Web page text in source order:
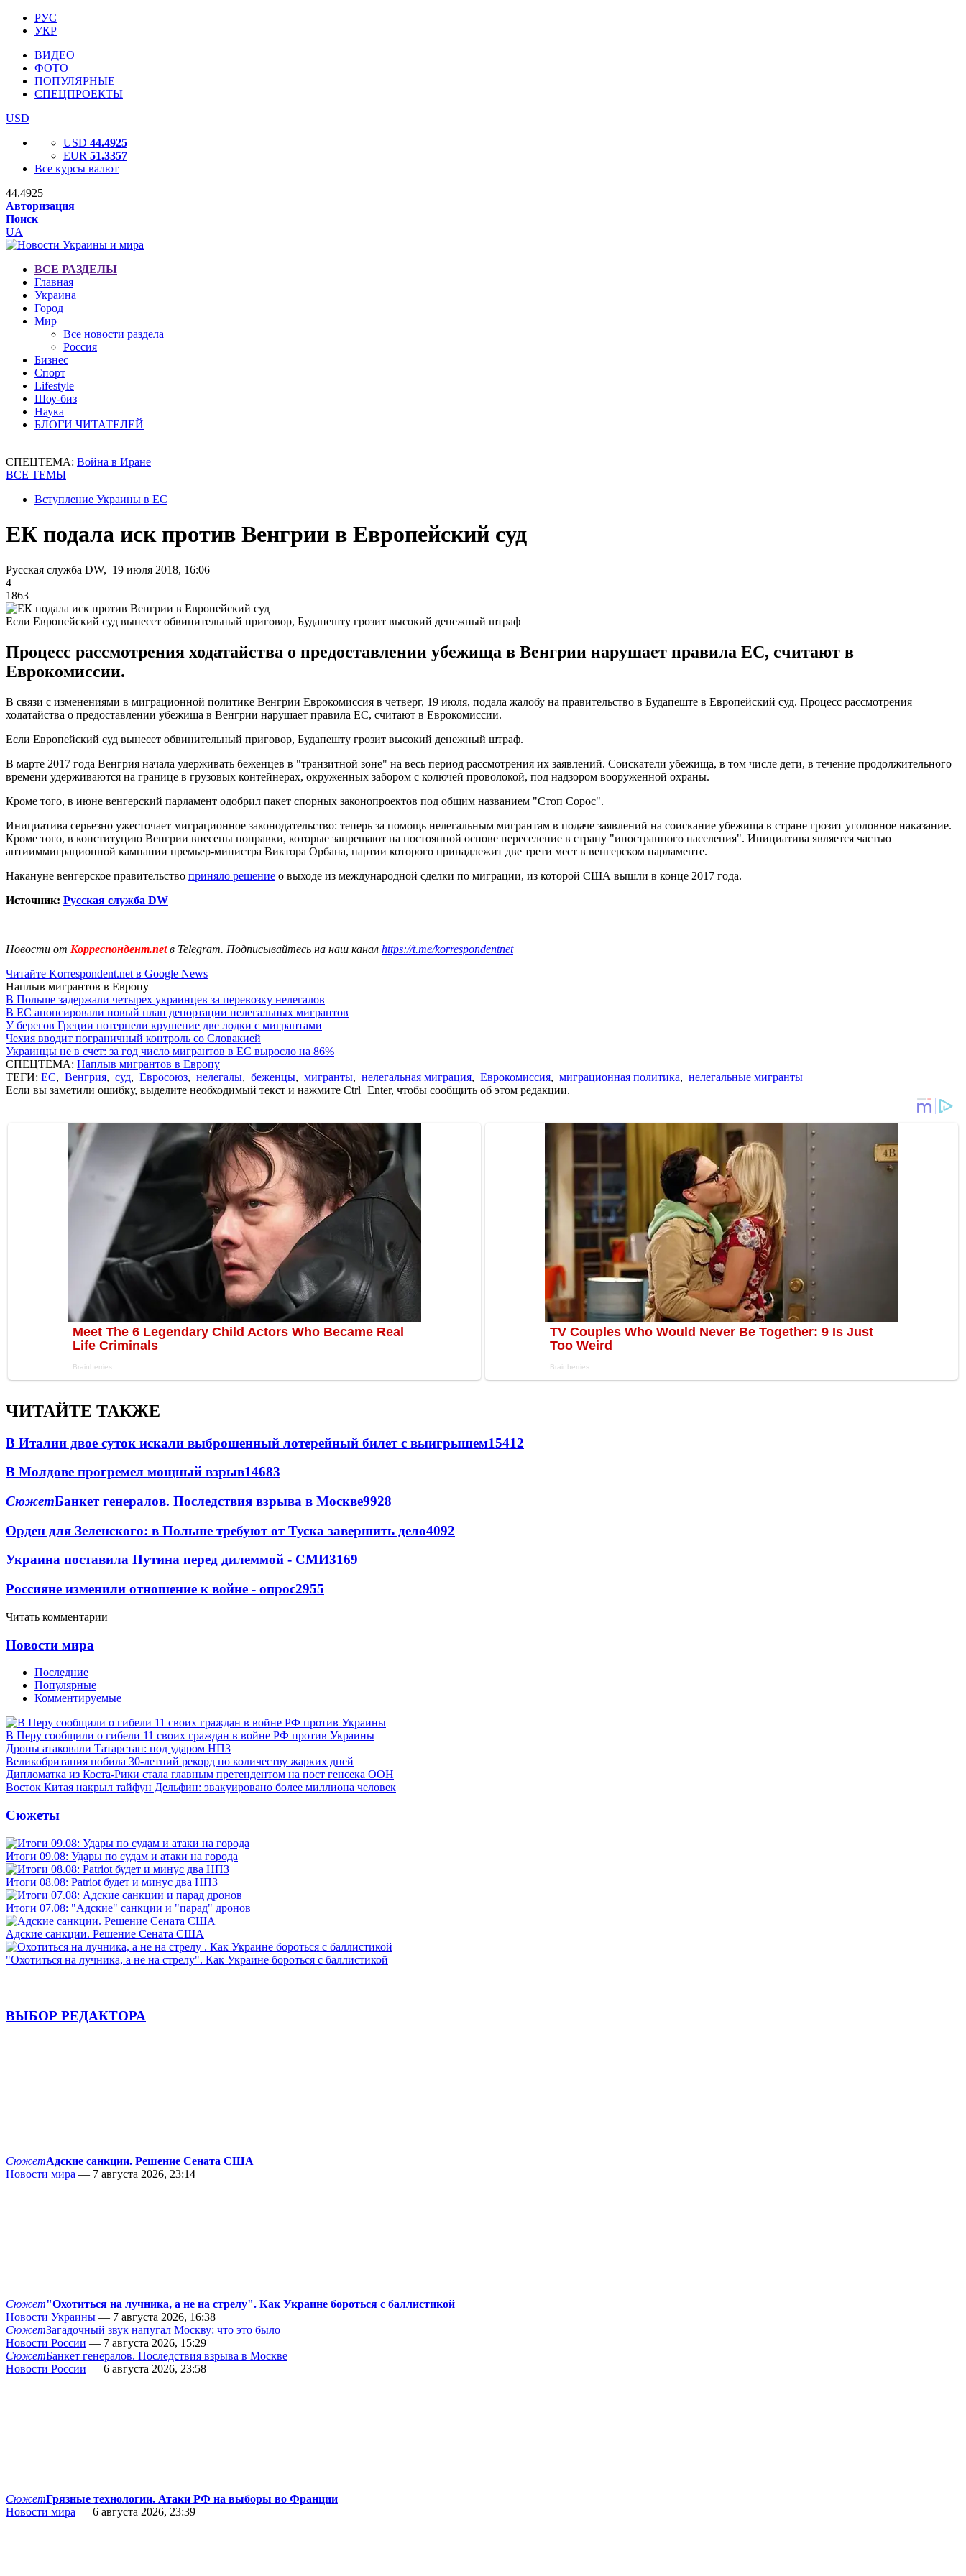
РУС
УКР
ВИДЕО
ФОТО
ПОПУЛЯРНЫЕ
СПЕЦПРОЕКТЫ
USD
USD 44.4925
EUR 51.3357
Все курсы валют
44.4925
Авторизация
Поиск
UA
ВСЕ РАЗДЕЛЫ
Главная
Украина
Город
Мир
Все новости раздела
Россия
Бизнес
Спорт
Lifestyle
Шоу-биз
Наука
БЛОГИ ЧИТАТЕЛЕЙ
СПЕЦТЕМА: Война в Иране
ВСЕ ТЕМЫ
Вступление Украины в ЕС
ЕК подала иск против Венгрии в Европейский суд
Русская служба DW, 19 июля 2018, 16:06
4
1863
Если Европейский суд вынесет обвинительный приговор, Будапешту грозит высокий денежный штраф
Процесс рассмотрения ходатайства о предоставлении убежища в Венгрии нарушает правила ЕС, считают в
Еврокомиссии.
В связи с изменениями в миграционной политике Венгрии Еврокомиссия в четверг, 19 июля, подала жалобу на правительство в Будапеште в Европейский суд. Процесс рассмотрения
ходатайства о предоставлении убежища в Венгрии нарушает правила ЕС, считают в Еврокомиссии.
Если Европейский суд вынесет обвинительный приговор, Будапешту грозит высокий денежный штраф.
В марте 2017 года Венгрия начала удерживать беженцев в "транзитной зоне" на весь период рассмотрения их заявлений. Соискатели убежища, в том числе дети, в течение продолжительного
времени удерживаются на границе в грузовых контейнерах, окруженных забором с колючей проволокой, под надзором вооруженной охраны.
Кроме того, в июне венгерский парламент одобрил пакет спорных законопроектов под общим названием "Стоп Сорос".
Инициатива серьезно ужесточает миграционное законодательство: теперь за помощь нелегальным мигрантам в подаче заявлений на соискание убежища в стране грозит уголовное наказание.
Кроме того, в конституцию Венгрии внесены поправки, которые запрещают на постоянной основе переселение в страну "иностранного населения". Инициатива является частью
антииммиграционной кампании премьер-министра Виктора Орбана, партии которого принадлежит две трети мест в венгерском парламенте.
Накануне венгерское правительство приняло решение о выходе из международной сделки по миграции, из которой США вышли в конце 2017 года.
Источник: Русская служба DW
Новости от Корреспондент.netв Telegram. Подписывайтесь на наш канал https://t.me/korrespondentnet
Читайте Korrespondent.net в Google News
Наплыв мигрантов в Европу
В Польше задержали четырех украинцев за перевозку нелегалов
В ЕС анонсировали новый план депортации нелегальных мигрантов
У берегов Греции потерпели крушение две лодки с мигрантами
Чехия вводит пограничный контроль со Словакией
Украинцы не в счет: за год число мигрантов в ЕС выросло на 86%
СПЕЦТЕМА: Наплыв мигрантов в Европу
ТЕГИ: ЕС, Венгрия, суд, Евросоюз, нелегалы, беженцы, мигранты, нелегальная миграция, Еврокомиссия, миграционная политика, нелегальные мигранты
Если вы заметили ошибку, выделите необходимый текст и нажмите Ctrl+Enter, чтобы сообщить об этом редакции.
ЧИТАЙТЕ ТАКЖЕ
В Италии двое суток искали выброшенный лотерейный билет с выигрышем15412
В Молдове прогремел мощный взрыв14683
СюжетБанкет генералов. Последствия взрыва в Москве9928
Орден для Зеленского: в Польше требуют от Туска завершить дело4092
Украина поставила Путина перед дилеммой - СМИ3169
Россияне изменили отношение к войне - опрос2955
Читать комментарии
Новости мира
Последние
Популярные
Комментируемые
В Перу сообщили о гибели 11 своих граждан в войне РФ против Украины
Дроны атаковали Татарстан: под ударом НПЗ
Великобритания побила 30-летний рекорд по количеству жарких дней
Дипломатка из Коста-Рики стала главным претендентом на пост генсека ООН
Восток Китая накрыл тайфун Дельфин: эвакуировано более миллиона человек
Сюжеты
Итоги 09.08: Удары по судам и атаки на города
Итоги 08.08: Patriot будет и минус два НПЗ
Итоги 07.08: "Адские" санкции и "парад" дронов
Адские санкции. Решение Сената США
"Охотиться на лучника, а не на стрелу". Как Украине бороться с баллистикой
ВЫБОР РЕДАКТОРА
СюжетАдские санкции. Решение Сената США
Новости мира — 7 августа 2026, 23:14
Сюжет"Охотиться на лучника, а не на стрелу". Как Украине бороться с баллистикой
Новости Украины — 7 августа 2026, 16:38
СюжетЗагадочный звук напугал Москву: что это было
Новости России — 7 августа 2026, 15:29
СюжетБанкет генералов. Последствия взрыва в Москве
Новости России — 6 августа 2026, 23:58
СюжетГрязные технологии. Атаки РФ на выборы во Франции
Новости мира — 6 августа 2026, 23:39